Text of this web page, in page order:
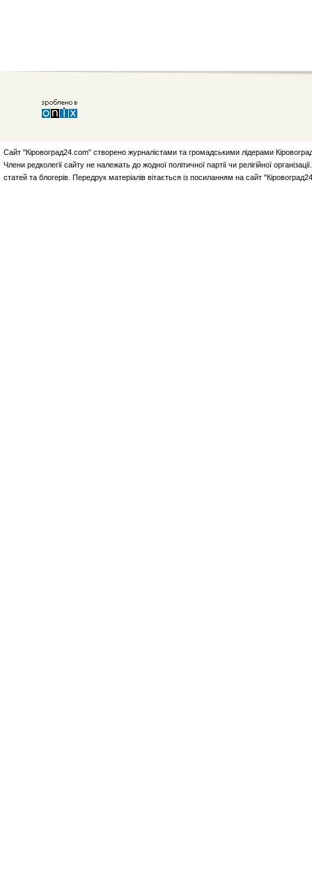
Сайт "Кіровоград24.com" створено журналістами та громадськими лідерами
Члени редколегії сайту не належать до жодної політичної партії чи релігійної
статей та блогерів. Передрук матеріалів вітається із посиланням на сайт